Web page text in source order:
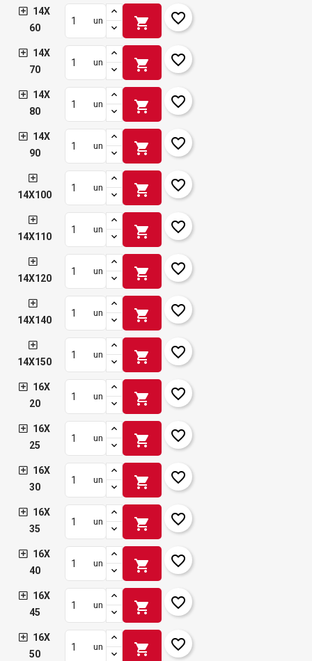
14X
60
un shopping_cart favorite_border
14X
70
un shopping_cart favorite_border
14X
80
un shopping_cart favorite_border
14X
90
un shopping_cart favorite_border
14X100
un shopping_cart favorite_border
14X110
un shopping_cart favorite_border
14X120
un shopping_cart favorite_border
14X140
un shopping_cart favorite_border
14X150
un shopping_cart favorite_border
16X
20
un shopping_cart favorite_border
16X
25
un shopping_cart favorite_border
16X
30
un shopping_cart favorite_border
16X
35
un shopping_cart favorite_border
16X
40
un shopping_cart favorite_border
16X
45
un shopping_cart favorite_border
16X
50
un shopping_cart favorite_border